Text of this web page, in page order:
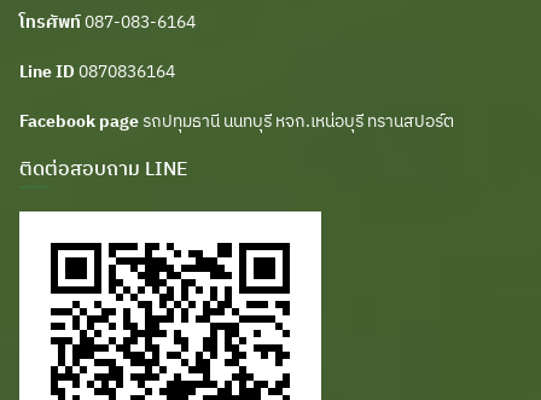
โทรศัพท์087-083-6164
Line ID 0870836164
Facebook page รถปทุมธานี นนทบุรี หจก.เหน่อบุรี ทรานสปอร์ต
ติดต่อสอบถาม LINE